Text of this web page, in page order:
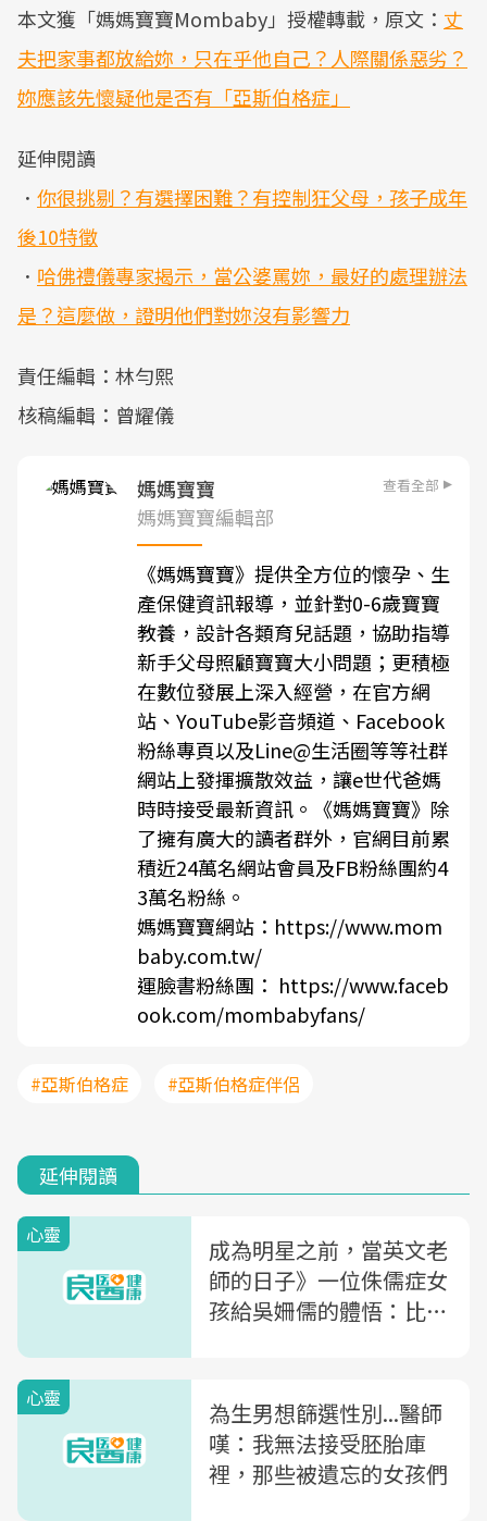
本文獲「媽媽寶寶Mombaby」授權轉載，原文： 丈
夫把家事都放給妳，只在乎他自己？人際關係惡劣？
妳應該先懷疑他是否有「亞斯伯格症」
延伸閱讀
． 你很挑剔？有選擇困難？有控制狂父母，孩子成年
後10特徵
． 哈佛禮儀專家揭示，當公婆罵妳，最好的處理辦法
是？這麼做，證明他們對妳沒有影響力
責任編輯：林勻熙
核稿編輯：曾耀儀
媽媽寶寶 查看全部
媽媽寶寶編輯部
《媽媽寶寶》提供全方位的懷孕、生
產保健資訊報導，並針對0-6歲寶寶
教養，設計各類育兒話題，協助指導
新手父母照顧寶寶大小問題；更積極
在數位發展上深入經營，在官方網
站、YouTube影音頻道、Facebook
粉絲專頁以及Line@生活圈等等社群
網站上發揮擴散效益，讓e世代爸媽
時時接受最新資訊。《媽媽寶寶》除
了擁有廣大的讀者群外，官網目前累
積近24萬名網站會員及FB粉絲團約4
3萬名粉絲。
媽媽寶寶網站：https://www.mom
baby.com.tw/
運臉書粉絲團： https://www.faceb
ook.com/mombabyfans/
#亞斯伯格症 #亞斯伯格症伴侶
延伸閱讀
心靈
成為明星之前，當英文老
師的日子》一位侏儒症女
孩給吳姍儒的體悟：比霸
心靈
為生男想篩選性別...醫師
嘆：我無法接受胚胎庫
裡，那些被遺忘的女孩們